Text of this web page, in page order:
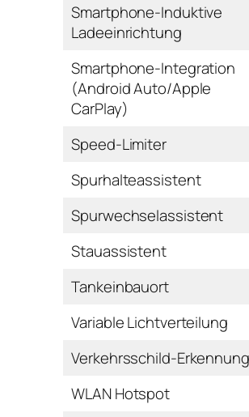
Smartphone-Induktive
Ladeeinrichtung
Smartphone-Integration
(Android Auto/Apple
CarPlay)
Speed-Limiter
Spurhalteassistent
Spurwechselassistent
Stauassistent
Tankeinbauort
Variable Lichtverteilung
Verkehrsschild-Erkennung
WLAN Hotspot